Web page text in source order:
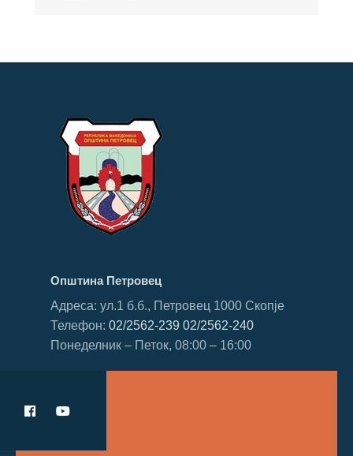
Општина Петровец
Адреса: ул.1 б.б., Петровец 1000 Скопје
Телефон: 02/2562-239 02/2562-240
Понеделник – Петок, 08:00 – 16:00